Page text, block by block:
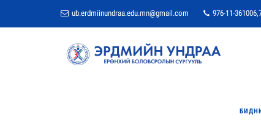
ub.erdmiinundraa.edu.mn@gmail.com 976-11-